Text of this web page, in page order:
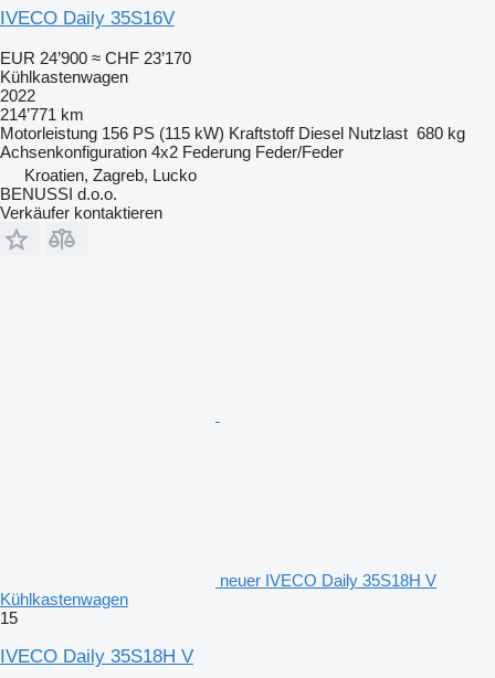
IVECO Daily 35S16V
EUR 24’900 ≈ CHF 23’170
Kühlkastenwagen
2022
214’771 km
Motorleistung 156 PS (115 kW) Kraftstoff Diesel Nutzlast 680 kg
Achsenkonfiguration 4x2 Federung Feder/Feder
Kroatien, Zagreb, Lucko
BENUSSI d.o.o.
Verkäufer kontaktieren
neuer IVECO Daily 35S18H V
Kühlkastenwagen
15
IVECO Daily 35S18H V